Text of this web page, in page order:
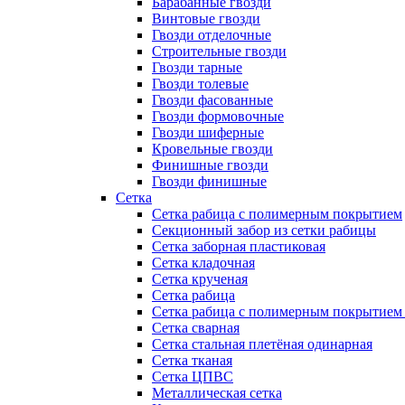
Винтовые гвозди
Гвозди отделочные
Строительные гвозди
Гвозди тарные
Гвозди толевые
Гвозди фасованные
Гвозди формовочные
Гвозди шиферные
Кровельные гвозди
Финишные гвозди
Гвозди финишные
Сетка
Сетка рабица с полимерным покрытием
Секционный забор из сетки рабицы
Сетка заборная пластиковая
Сетка кладочная
Сетка крученая
Сетка рабица
Сетка рабица с полимерным покрытием
Сетка сварная
Сетка стальная плетёная одинарная
Сетка тканая
Сетка ЦПВС
Металлическая сетка